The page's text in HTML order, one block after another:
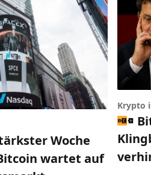
Woche
wartet auf
Krypto